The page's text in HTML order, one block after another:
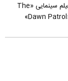
Jeff Fahey، بازیگر سینما و تلویزیون، در آثاری همچون فیلم سینمایی «The
Newcomers»، فیلم سینمایی «ماچت» و فیلم سینمایی «Dawn Patrol»